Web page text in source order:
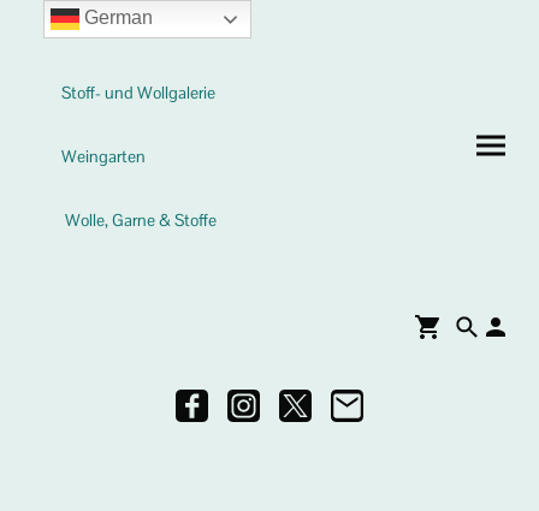
Stoff- und Wollgalerie
Weingarten
Wolle, Garne & Stoffe
German